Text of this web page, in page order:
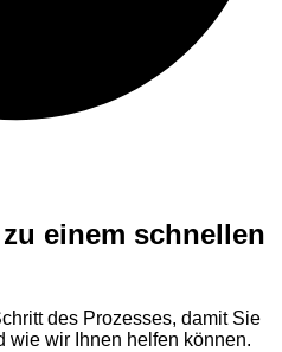
einem schnellen
des Prozesses, damit Sie
wie wir Ihnen helfen können.